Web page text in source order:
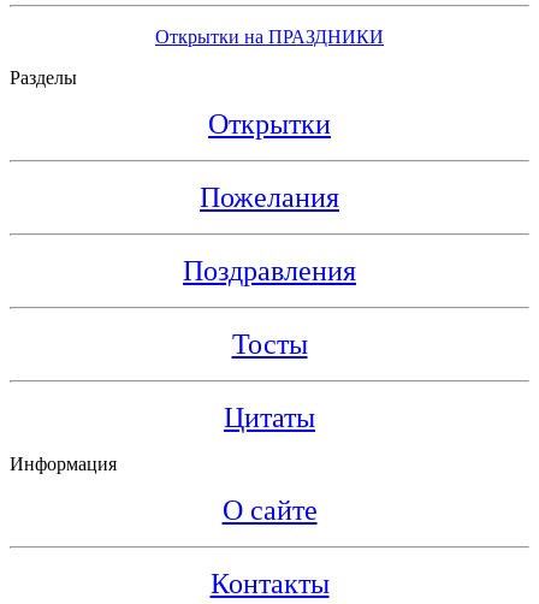
Открытки на ПРАЗДНИКИ
Разделы
Открытки
Пожелания
Поздравления
Тосты
Цитаты
Информация
О сайте
Контакты